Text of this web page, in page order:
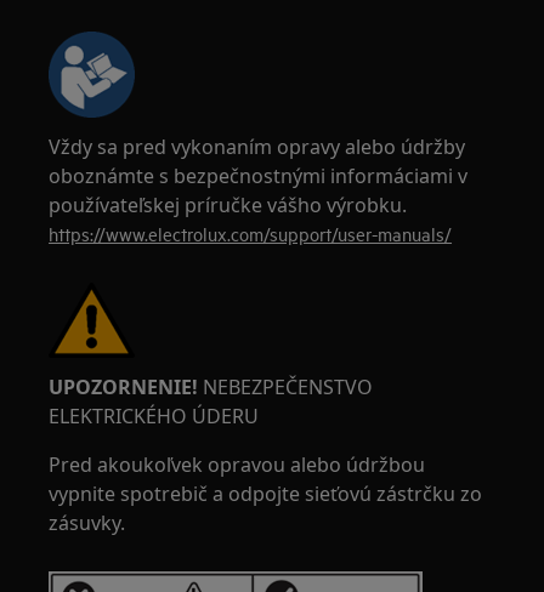
Vždy sa pred vykonaním opravy alebo údržby
oboznámte s bezpečnostnými informáciami v
používateľskej príručke vášho výrobku.
https://www.electrolux.com/support/user-manuals/
UPOZORNENIE! NEBEZPEČENSTVO
ELEKTRICKÉHO ÚDERU
Pred akoukoľvek opravou alebo údržbou
vypnite spotrebič a odpojte sieťovú zástrčku zo
zásuvky.